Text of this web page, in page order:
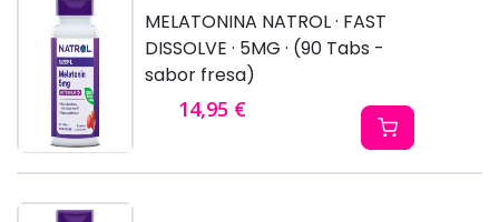
MELATONINA NATROL · FAST
DISSOLVE · 5MG · (90 Tabs -
sabor fresa)
14,95 €